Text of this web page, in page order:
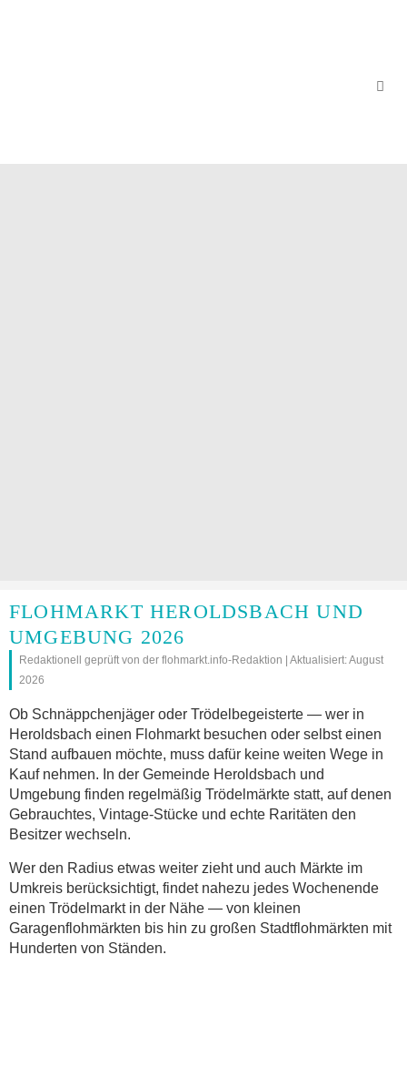
FLOHMARKT HEROLDSBACH UND
UMGEBUNG 2026
Redaktionell geprüft von der flohmarkt.info-Redaktion | Aktualisiert: August
2026
Ob Schnäppchenjäger oder Trödelbegeisterte — wer in
Heroldsbach einen Flohmarkt besuchen oder selbst einen
Stand aufbauen möchte, muss dafür keine weiten Wege in
Kauf nehmen. In der Gemeinde Heroldsbach und
Umgebung finden regelmäßig Trödelmärkte statt, auf denen
Gebrauchtes, Vintage-Stücke und echte Raritäten den
Besitzer wechseln.
Wer den Radius etwas weiter zieht und auch Märkte im
Umkreis berücksichtigt, findet nahezu jedes Wochenende
einen Trödelmarkt in der Nähe — von kleinen
Garagenflohmärkten bis hin zu großen Stadtflohmärkten mit
Hunderten von Ständen.